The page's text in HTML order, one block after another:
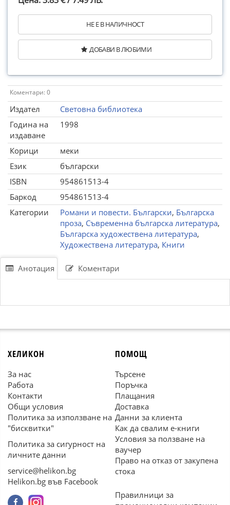
НЕ Е В НАЛИЧНОСТ
ДОБАВИ В ЛЮБИМИ
Коментари: 0
Издател
Световна библиотека
Година на
издаване
1998
Корици
меки
Език
български
ISBN
954861513-4
Баркод
954861513-4
Категории
Романи и повести. Български, Българска
проза, Съвременна българска литература,
Българска художествена литература,
Художествена литература, Книги
Анотация Коментари
ХЕЛИКОН
За нас
Работа
Контакти
Общи условия
Политика за използване на
"бисквитки"
Политика за сигурност на
личните данни
service@helikon.bg
Helikon.bg във Facebook
ПОМОЩ
Търсене
Поръчка
Плащания
Доставка
Данни за клиента
Как да свалим е-книги
Условия за ползване на
ваучер
Право на отказ от закупена
стока
Правилници за